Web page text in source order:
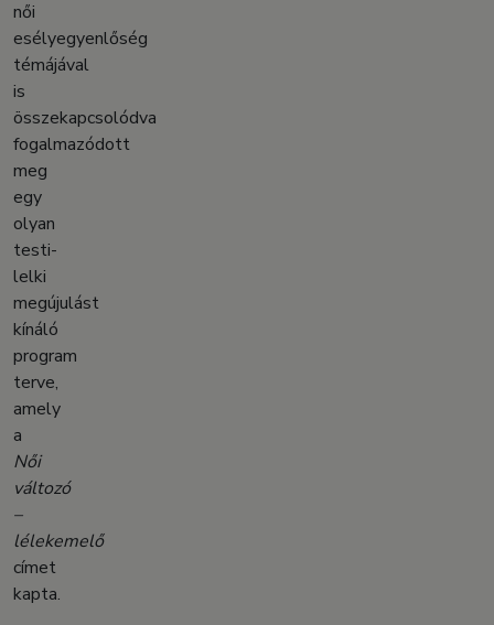
női
esélyegyenlőség
témájával
is
összekapcsolódva
fogalmazódott
meg
egy
olyan
testi-
lelki
megújulást
kínáló
program
terve,
amely
a
Női
változó
–
lélekemelő
címet
kapta.